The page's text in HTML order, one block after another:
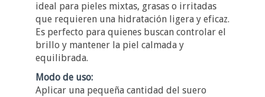
ideal para pieles mixtas, grasas o irritadas
que requieren una hidratación ligera y eficaz.
Es perfecto para quienes buscan controlar el
brillo y mantener la piel calmada y
equilibrada.
Modo de uso:
Aplicar una pequeña cantidad del suero